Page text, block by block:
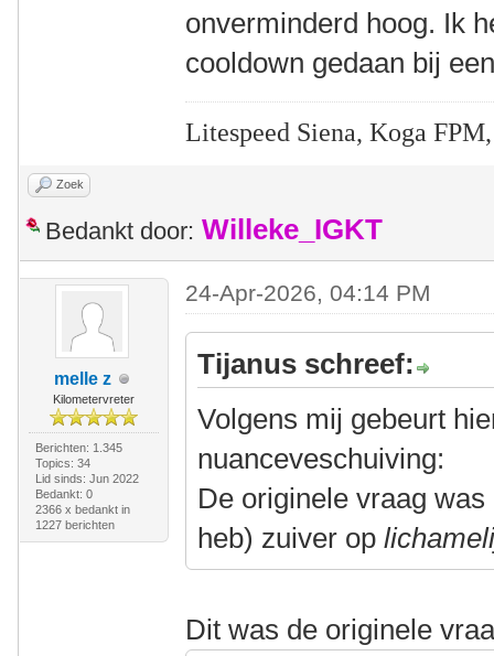
onverminderd hoog. Ik
cooldown gedaan bij
Litespeed Siena, Koga
Zoek
Bedankt door: Willeke_IGKT
melle z
Kilometervreter
Berichten: 1.345
Topics: 34
Lid sinds: Jun 2022
Bedankt: 0
2366 x bedankt in
1227 berichten
24-Apr-2026, 04:14 PM
Tijanus schreef:
Volgens mij gebeurt
nuanceveschuiving:
De originele vraag
heb) zuiver op
Dit was de originele